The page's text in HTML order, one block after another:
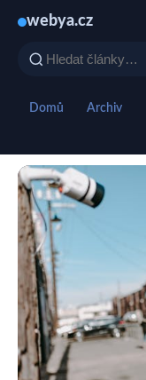
webya.cz
Domů Archiv